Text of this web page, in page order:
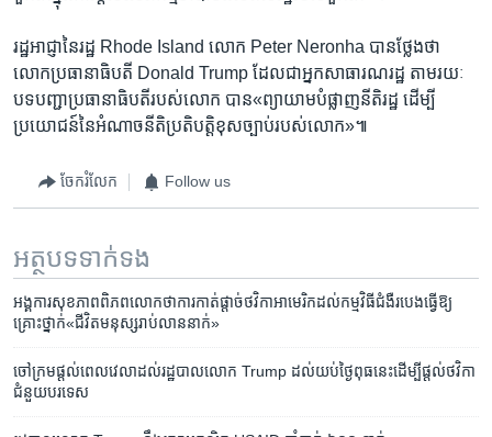
រដ្ឋអាជ្ញា​នៃ​រដ្ឋ Rhode Island លោក Peter Neronha បាន​ថ្លែង​ថា
លោក​ប្រធានាធិបតី​ Donald Trump ដែល​ជា​អ្នក​សាធារណរដ្ឋ​ តាម​រយៈ​
បទបញ្ជា​ប្រធានាធិបតី​របស់​លោក បាន​«ព្យាយាម​បំផ្លាញ​នីតិរដ្ឋ​ ដើម្បី​
ប្រយោជន៍​នៃ​អំណាច​នីតិប្រតិបត្តិ​ខុស​ច្បាប់​របស់​លោក‍»៕
ចែករំលែក Follow us
អត្ថបទ​ទាក់ទង
អង្គការ​សុខភាព​ពិភពលោក​ថា​ការ​កាត់​ផ្តាច់​ថវិកា​អាមេរិក​ដល់​កម្មវិធី​ជំងឺ​របេង​ធ្វើ​ឱ្យ​
គ្រោះថ្នាក់«​ជីវិត​មនុស្ស​​រាប់​លាន​នាក់»
ចៅក្រម​ផ្តល់​ពេលវេលា​ដល់​រដ្ឋបាល​​លោក​ Trump ដល់​យប់​ថ្ងៃ​ពុធ​នេះ​ដើម្បី​ផ្តល់​ថវិកា​
ជំនួយ​បរទេស